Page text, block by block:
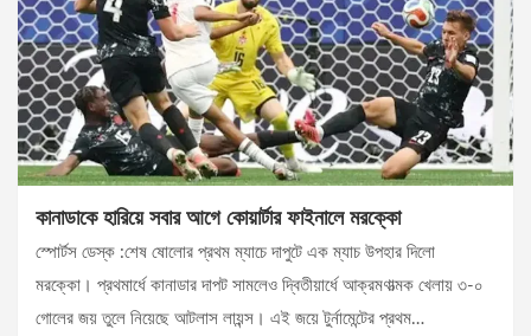
কানাডাকে হারিয়ে সবার আগে কোয়ার্টার ফাইনালে মরক্কো
স্পোর্টস ডেস্ক :শেষ ষোলোর প্রথম ম্যাচে দাপুটে এক ম্যাচ উপহার দিলো
মরক্কো। প্রথমার্ধে কানাডার দাপট সামলেও দ্বিতীয়ার্ধে আক্রমণাত্মক খেলায় ৩-০
গোলের জয় তুলে নিয়েছে আটলাস লায়ন্স। এই জয়ে টুর্নামেন্টের প্রথম…